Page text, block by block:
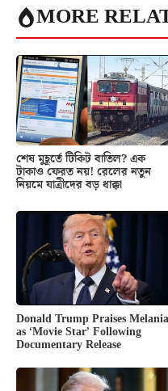
MORE
শেষ মুহূর্তে টিকিট বাতিল? এক
টাকাও ফেরত নয়! রেলের নতুন
নিয়মে যাত্রীদের বড় ধাক্কা
Donald Trump Praises Melania
as ‘Movie Star’ Following
Documentary Release